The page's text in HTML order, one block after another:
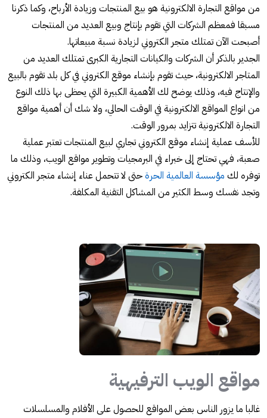
من مواقع التجارة الالكترونية هو بيع المنتجات وزيادة الأرباح، وكما ذكرنا
مسبقا فمعظم الشركات التي تقوم بإنتاج وبيع العديد من المنتجات
أصبحت الآن تمتلك متجر الكتروني لزيادة نسبة مبيعاتها.
الجدير بالذكر أن الشركات والكيانات التجارية الكبرى تمتلك العديد من
المتاجر الالكترونية، حيث تقوم بإنشاء موقع الكتروني في كل بلد تقوم بالبيع
والإنتاج فيه، وذلك يوضح لك الأهمية الكبيرة التي يحظى بها ذلك النوع
من انواع المواقع الالكترونية في الوقت الحالي، ولا شك أن أهمية مواقع
التجارة الالكترونية تتزايد بمرور الوقت.
للأسف عملية إنشاء موقع الكتروني تجاري لبيع المنتجات تعتبر عملية
صعبة، فهي تحتاج إلى خبراء في البرمجيات وتطوير مواقع الويب، وذلك ما
توفره لك مؤسسة العالمية الحرةحتى لا تتحمل عناء إنشاء متجر الكتروني
وتجد نفسك وسط الكثير من المشاكل التقنية المكلفة.
مواقع الويب الترفيهية
غالبا ما يزور الناس بعض المواقع للحصول على الأفلام والمسلسلات